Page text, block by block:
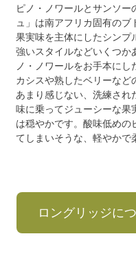
ピノ・ノワールとサンソ
ュ」は南アフリカ固有のブ
果実味を主体にしたシンプ
強いスタイルなどいくつか
ノ・ノワールをお手本にし
カシスや熟したベリーなど
あまり感じない、洗練され
味に乗ってジューシーな果
は穏やかです。酸味低めの
てしまいそうな、軽やかで
ロングリッジに